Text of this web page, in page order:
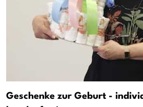
Geschenke zur Geburt -